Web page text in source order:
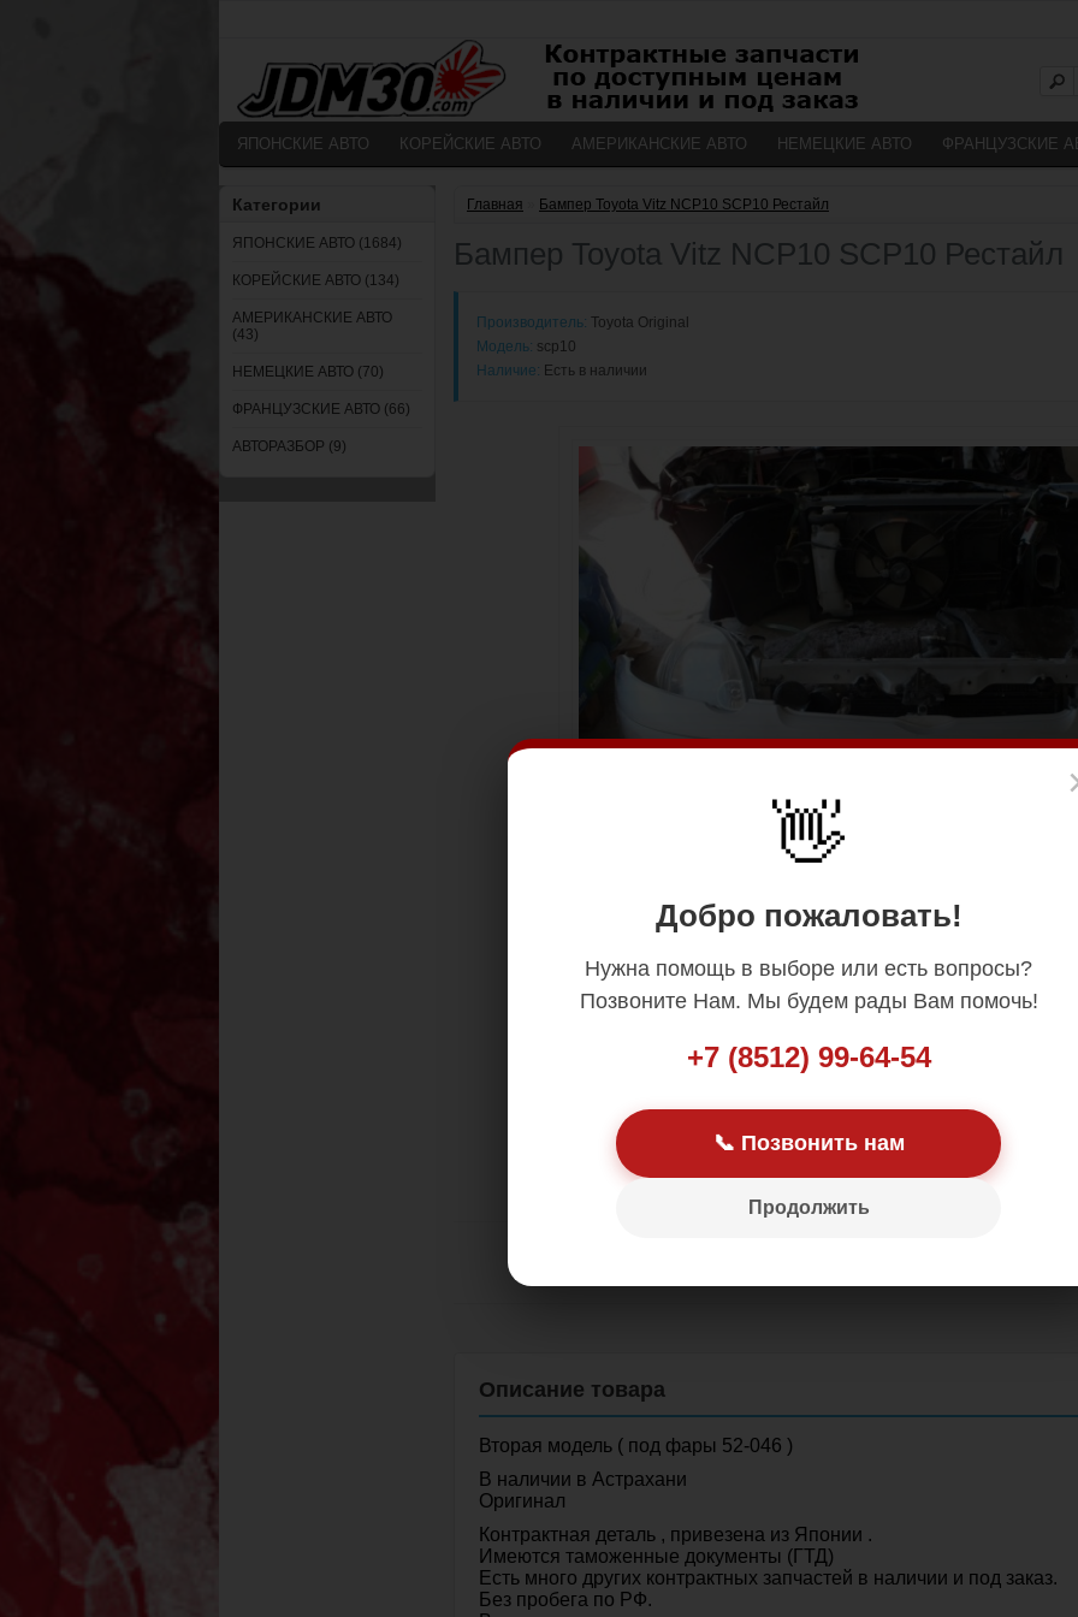
ЯПОНСКИЕ АВТО КОРЕЙСКИЕ АВТО АМЕРИКАНСКИЕ АВТО НЕМЕЦКИЕ АВТО ФРАНЦУЗСКИЕ
👋
Добро пожаловать!
Нужна помощь в выборе или есть вопросы?
Позвоните Нам. Мы будем рады Вам помочь!
+7 (8512) 99-64-54
📞 Позвонить нам
Продолжить
Категории
ЯПОНСКИЕ АВТО (1684)
КОРЕЙСКИЕ АВТО (134)
АМЕРИКАНСКИЕ АВТО
(43)
НЕМЕЦКИЕ АВТО (70)
ФРАНЦУЗСКИЕ АВТО (66)
АВТОРАЗБОР (9)
Главная Бампер Toyota Vitz NCP10 SCP10 Рестайл
Бампер Toyota Vitz NCP10 SCP10 Рестайл
Производитель: Toyota Original
Модель: scp10
Наличие: Есть в наличии
Вторая модель ( под фары 52-046 )
В наличии в Астрахани
Оригинал
Контрактная деталь , привезена из Японии .
Имеются таможенные документы (ГТД)
Есть много других контрактных запчастей в наличии и под заказ.
Без пробега по РФ.